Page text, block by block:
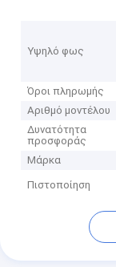
Υψηλό φως
Όροι πληρωμής
Αριθμό μοντέλου
Δυνατότητα
προσφοράς
Μάρκα
Πιστοποίηση